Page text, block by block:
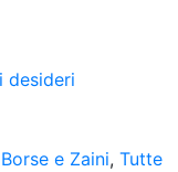
desideri
Borse e Zaini, Tutte